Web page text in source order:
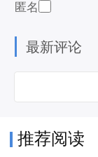
匿名
最新评论
推荐阅读